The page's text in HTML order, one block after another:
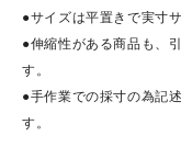
●サイズは平置きで実寸
●伸縮性がある商品も、
す。
●手作業での採寸の為記
す。